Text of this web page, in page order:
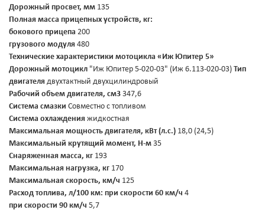
Дорожный просвет, мм 135
Полная масса прицепных устройств, кг:
бокового прицепа 200
грузового модуля 480
Технические характеристики мотоцикла «Иж Юпитер 5»
Дорожный мотоцикл "Иж Юпитер 5-020-03" (Иж 6.113-020-03) Тип
двигателя двухтактный двухцилиндровый
Рабочий объем двигателя, см3 347,6
Система смазки Совместно с топливом
Система охлаждения жидкостная
Максимальная мощность двигателя, кВт (л.с.) 18,0 (24,5)
Максимальный крутящий момент, Н-м 35
Снаряженная масса, кг 193
Максимальная нагрузка, кг 170
Максимальная скорость, км/ч 125
Расход топлива, л/100 км: при скорости 60 км/ч 4
при скорости 90 км/ч 5,7